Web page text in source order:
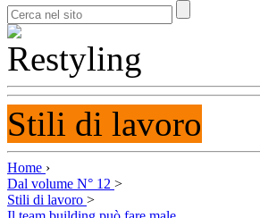
Stili di lavoro
Home ›
Dal volume N° 12 >
Stili di lavoro >